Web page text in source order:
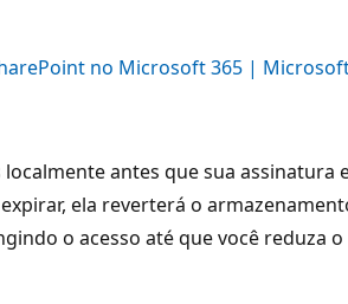
no Microsoft 365 |
antes que sua assinatura
ela reverterá o
o acesso até que você reduza